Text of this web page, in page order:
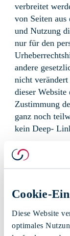
Cookie-
Diese Website
optimales
verbreitet
von Seiten
und Nutzung
nur für den
andere
nicht
dieser
Zustimmung
ganz noch
kein Deep-
Wesentliche
Es ist möglich,
Mitarbeitenden
welche die
Informationen